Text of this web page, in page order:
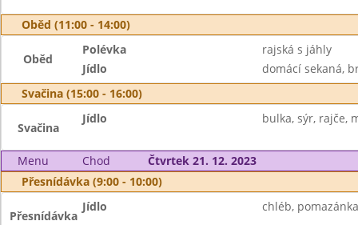
Oběd (11:00 - 14:00)
Oběd
Polévka
rajská s jáhly
Jídlo
domácí sekaná,
Svačina (15:00 - 16:00)
Svačina
Jídlo bulka, sýr, rajče,
Menu Chod
Čtvrtek 21. 12. 2023
Přesnídávka (9:00 - 10:00)
Přesnídávka
Jídlo chléb,